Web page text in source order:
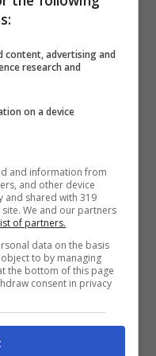
anche
content, advertising and
research and
on a device
and information from
and other device
and shared with 319
We and our partners
of partners.
data on the basis
to by managing
the bottom of this page
consent in privacy